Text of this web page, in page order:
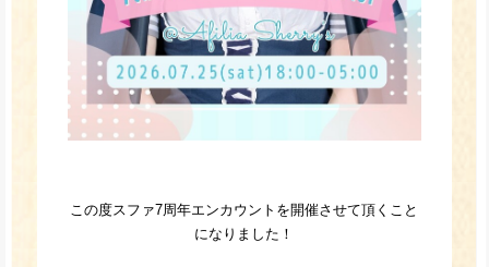
この度スファ7周年エンカウントを開催させて頂くこと
になりました！